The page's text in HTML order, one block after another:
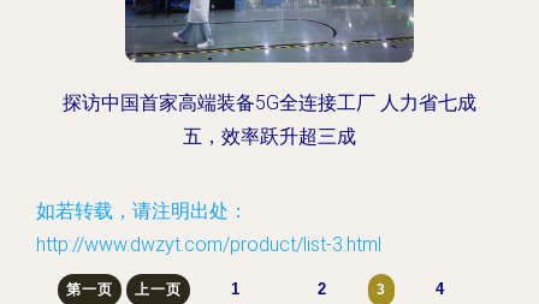
探访中国首家高端装备5G全连接工厂 人力省七成
五，效率跃升超三成
如若转载，请注明出处：
http://www.dwzyt.com/product/list-3.html
第一页 上一页 1 2 3 4